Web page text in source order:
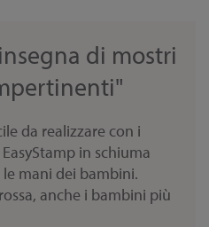
di mostri
da realizzare con i
in schiuma
mani dei bambini.
anche i bambini più